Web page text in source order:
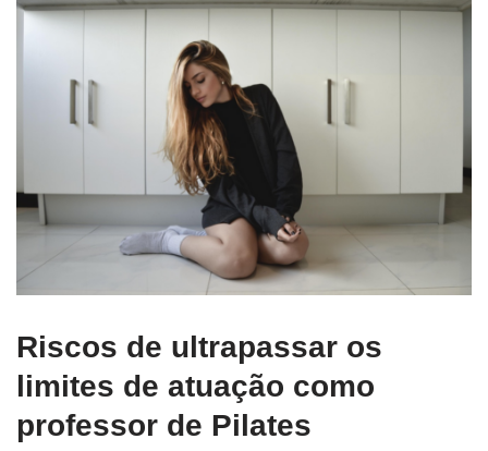
Riscos de ultrapassar os
limites de atuação como
professor de Pilates